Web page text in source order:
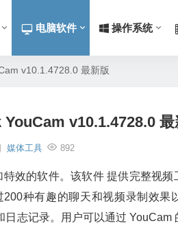
电脑软件 操作系统
v10.1.4728.0 最新版
v10.1.4728.0 最
媒体工具 892
效的软件。该软件 提供完整视
种有趣的聊天和视频录制效果
志记录。用户可以通过 YouCam